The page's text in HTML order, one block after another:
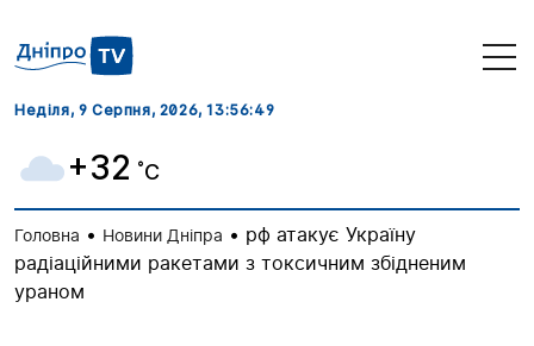
Неділя, 9 Серпня, 2026, 13:56:50
+32 ˚C
Головна • Новини Дніпра • рф атакує Україну
радіаційними ракетами з токсичним збідненим
ураном